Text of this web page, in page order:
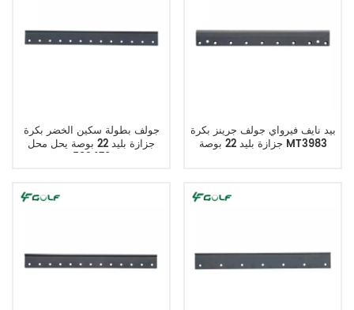
جولف بطولة سكين الخضر بكرة
جزازة بليد 22 بوصة يحل محل
503479
بيد نايف فيرواي جولف جرينز بكرة
جزازة بليد 22 بوصة MT3983